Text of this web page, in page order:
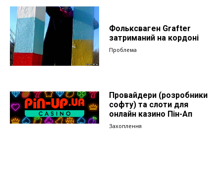
Фольксваген Grafter
затриманий на кордоні
Проблема
Провайдери (розробники
софту) та слоти для
онлайн казино Пін-Ап
Захоплення